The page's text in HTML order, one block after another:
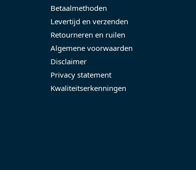
Betaalmethoden
Levertijd en verzenden
Retourneren en ruilen
Algemene voorwaarden
Disclaimer
Privacy statement
Kwaliteitserkenningen